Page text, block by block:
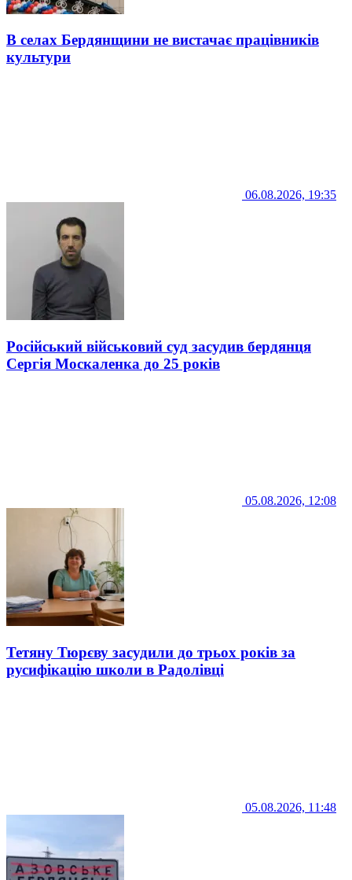
В селах Бердянщини не вистачає працівників
культури
06.08.2026, 19:35
Російський військовий суд засудив бердянця
Сергія Москаленка до 25 років
05.08.2026, 12:08
Тетяну Тюрєву засудили до трьох років за
русифікацію школи в Радолівці
05.08.2026, 11:48